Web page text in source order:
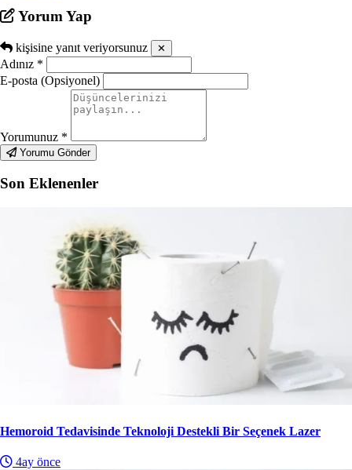
Yorum Yap
kişisine yanıt veriyorsunuz ✕
Adınız *
E-posta (Opsiyonel)
Yorumunuz *
Yorumu Gönder
Son Eklenenler
Hemoroid Tedavisinde Teknoloji Destekli Bir Seçenek Lazer
4ay önce